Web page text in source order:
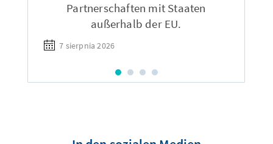
Partnerschaften mit Staaten
außerhalb der EU.
7 sierpnia 2026